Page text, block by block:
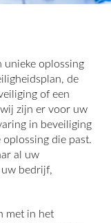
unieke oplossing
de
of een
zijn er voor uw
in beveiliging
die past.
al uw
bedrijf,
met in het